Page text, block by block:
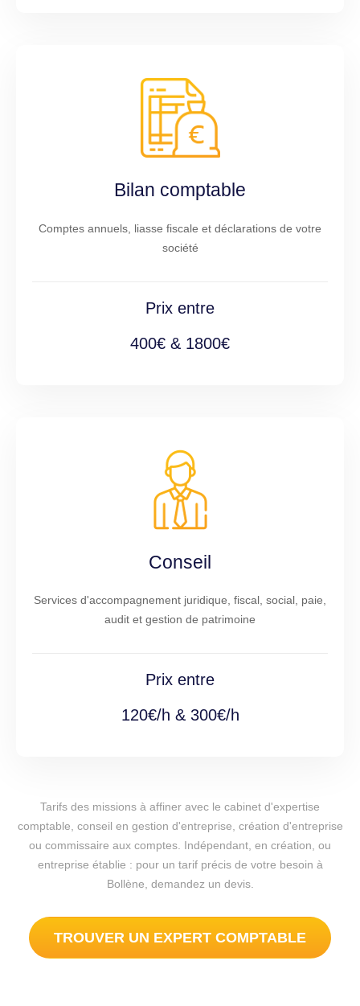
Bilan comptable
Comptes annuels, liasse fiscale et déclarations de votre
société
Prix entre
400€ & 1800€
Conseil
Services d'accompagnement juridique, fiscal, social, paie,
audit et gestion de patrimoine
Prix entre
120€/h & 300€/h
Tarifs des missions à affiner avec le cabinet d'expertise
comptable, conseil en gestion d'entreprise, création d'entreprise
ou commissaire aux comptes. Indépendant, en création, ou
entreprise établie : pour un tarif précis de votre besoin à
Bollène, demandez un devis.
TROUVER UN EXPERT COMPTABLE